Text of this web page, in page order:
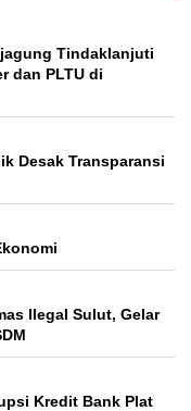
Tindaklanjuti
dan PLTU di
Desak Transparansi
Ilegal Sulut, Gelar
Kredit Bank Plat